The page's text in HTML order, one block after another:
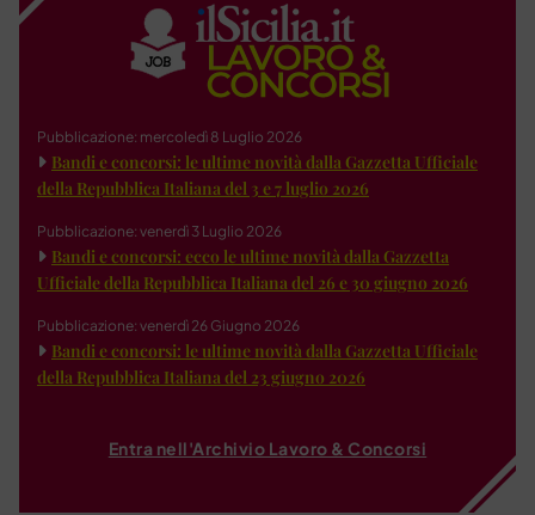
Pubblicazione: mercoledì 8 Luglio 2026
Bandi e concorsi: le ultime novità dalla Gazzetta Ufficiale
della Repubblica Italiana del 3 e 7 luglio 2026
Pubblicazione: venerdì 3 Luglio 2026
Bandi e concorsi: ecco le ultime novità dalla Gazzetta
Ufficiale della Repubblica Italiana del 26 e 30 giugno 2026
Pubblicazione: venerdì 26 Giugno 2026
Bandi e concorsi: le ultime novità dalla Gazzetta Ufficiale
della Repubblica Italiana del 23 giugno 2026
Entra nell'Archivio Lavoro & Concorsi